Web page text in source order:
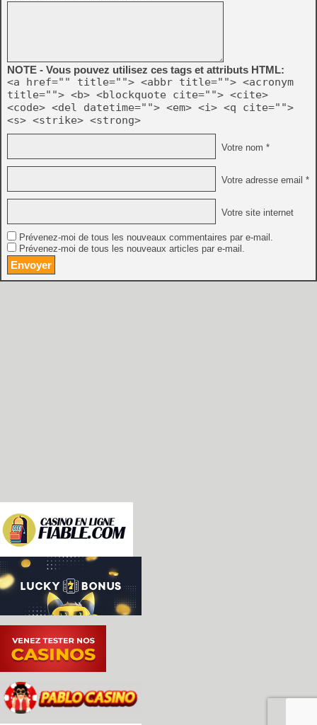
NOTE - Vous pouvez utilisez ces tags et attributs HTML:
<a href="" title=""> <abbr title=""> <acronym
title=""> <b> <blockquote cite=""> <cite>
<code> <del datetime=""> <em> <i> <q cite="">
<s> <strike> <strong>
Votre nom *
Votre adresse email *
Votre site internet
Prévenez-moi de tous les nouveaux commentaires par e-mail.
Prévenez-moi de tous les nouveaux articles par e-mail.